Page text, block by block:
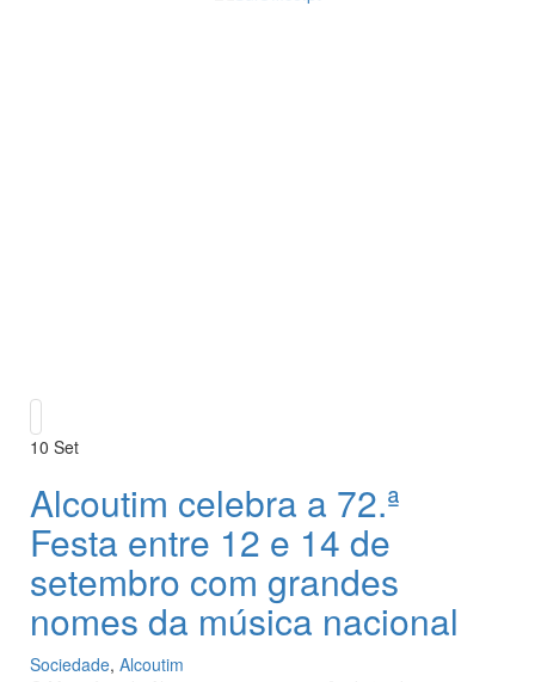
10 Set
Alcoutim celebra a 72.ª
Festa entre 12 e 14 de
setembro com grandes
nomes da música nacional
Sociedade, Alcoutim